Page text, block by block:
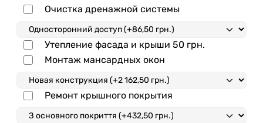
Очистка дренажной системы
Утепление фасада и крыши 50 грн.
Монтаж мансардных окон
Ремонт крышного покрытия